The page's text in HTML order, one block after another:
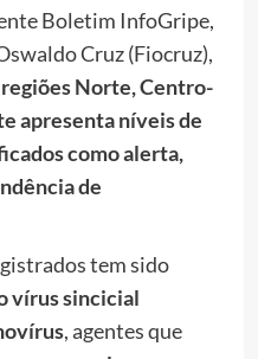
Boletim InfoGripe,
Cruz (Fiocruz),
regiões Norte, Centro-
apresenta níveis de
como alerta,
de
tem sido
vírus sincicial
, agentes que